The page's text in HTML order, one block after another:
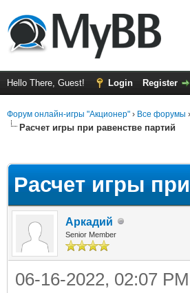
Hello There, Guest! Login Register
Форум онлайн-игры "Акционер" › Все форумы ›
Расчет игры при равенстве партий
Расчет игры
Аркадий
Senior Member
06-16-2022, 02:07 PM